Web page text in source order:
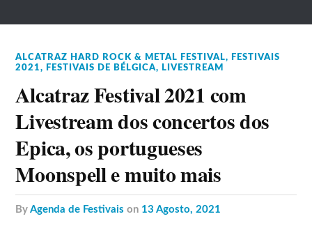
ALCATRAZ HARD ROCK & METAL FESTIVAL,
FESTIVAIS
2021, FESTIVAIS DE BÉLGICA, LIVESTREAM
Alcatraz Festival 2021 com
Livestream dos concertos dos
Epica, os portugueses
Moonspell e muito mais
byAgenda de Festivais on 13 Agosto, 2021